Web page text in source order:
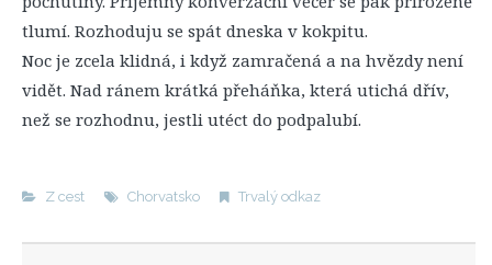
tlumí. Rozhoduju se spát dneska v kokpitu.
Noc je zcela klidná, i když zamračená a na hvězdy není
vidět. Nad ránem krátká přeháňka, která utichá dřív,
než se rozhodnu, jestli utéct do podpalubí.
Z cest Chorvatsko Trvalý odkaz